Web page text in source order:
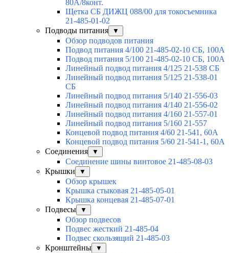
80А/8конт.
Щетка СБ ДИЖЦ 088/00 для токосъемника
21-485-01-02
Подводы питания
▼
Обзор подводов питания
Подвод питания 4/100 21-485-02-10 СБ, 100А
Подвод питания 5/100 21-485-02-10 СБ, 100А
Линейный подвод питания 4/125 21-538 СБ
Линейный подвод питания 5/125 21-538-01
СБ
Линейный подвод питания 5/140 21-556-03
Линейный подвод питания 4/140 21-556-02
Линейный подвод питания 4/160 21-557-01
Линейный подвод питания 5/160 21-557
Концевой подвод питания 4/60 21-541, 60А
Концевой подвод питания 5/60 21-541-1, 60А
Соединения
▼
Соединение шины винтовое 21-485-08-03
Крышки
▼
Обзор крышек
Крышка стыковая 21-485-05-01
Крышка концевая 21-485-07-01
Подвесы
▼
Обзор подвесов
Подвес жесткий 21-485-04
Подвес скользящий 21-485-03
Кронштейны
▼